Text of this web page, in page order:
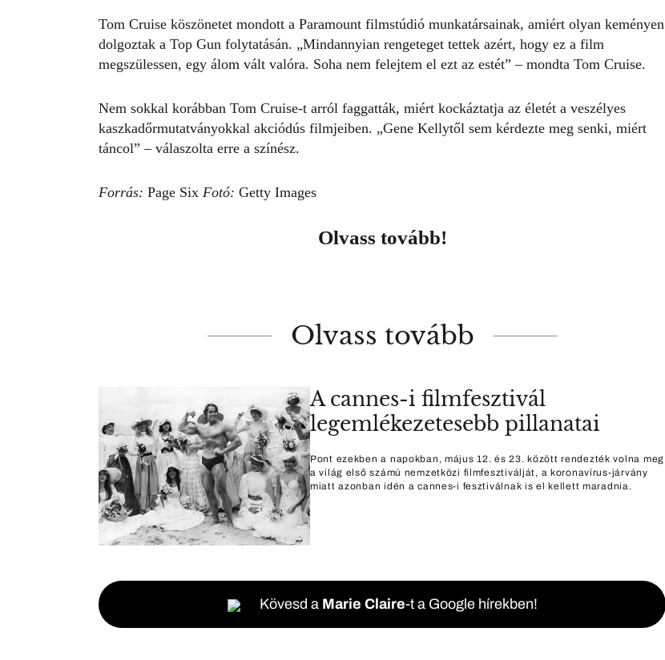
Tom Cruise köszönetet mondott a Paramount filmstúdió munkatársainak, amiért olyan keményen
dolgoztak a Top Gun folytatásán. „Mindannyian rengeteget tettek azért, hogy ez a film
megszülessen, egy álom vált valóra. Soha nem felejtem el ezt az estét” – mondta Tom Cruise.
Nem sokkal korábban Tom Cruise-t arról faggatták, miért kockáztatja az életét a veszélyes
kaszkadőrmutatványokkal akciódús filmjeiben. „Gene Kellytől sem kérdezte meg senki, miért
táncol” – válaszolta erre a színész.
Forrás: Page Six Fotó: Getty Images
Olvass tovább!
Olvass tovább
A cannes-i filmfesztivál
legemlékezetesebb pillanatai
Pont ezekben a napokban, május 12. és 23. között rendezték volna meg
a világ első számú nemzetközi filmfesztiválját, a koronavírus-járvány
miatt azonban idén a cannes-i fesztiválnak is el kellett maradnia.
Kövesd a Marie Claire-t a Google hírekben!